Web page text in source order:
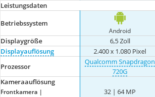
Leistungsdaten
Betriebssystem
Android
Displaygröße 6,5 Zoll
Displayauflösung
2.400 x 1.080 Pixel
Prozessor
Qualcomm Snapdragon
720G
Kameraauflösung
Frontkamera |
32 | 64 MP